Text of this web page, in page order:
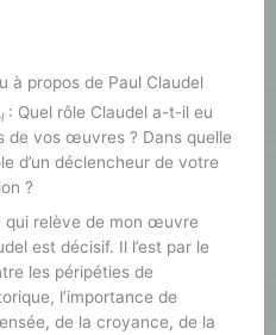
à propos de Paul Claudel
: Quel rôle Claudel a-t-il eu
de vos œuvres ? Dans quelle
d’un déclencheur de votre
?
qui relève de mon œuvre
est décisif. Il l’est par le
les péripéties de
l’importance de
de la croyance, de la